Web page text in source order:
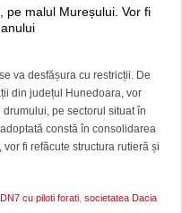
pe malul Mureșului. Vor fi
va desfășura cu restricții. De
din județul Hunedoara, vor
pe sectorul situat în
constă în consolidarea
fi refăcute structura rutieră și
cu piloti forati societatea Dacia